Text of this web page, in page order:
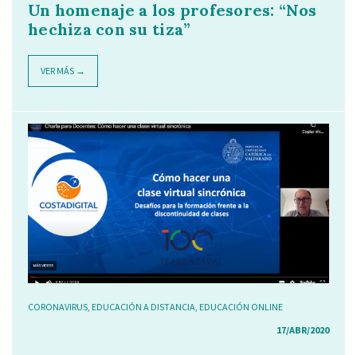
Un homenaje a los profesores: “Nos
hechiza con su tiza”
VER MÁS →
CORONAVIRUS EDUCACIÓN A DISTANCIA EDUCACIÓN ONLINE
17/ABR/2020